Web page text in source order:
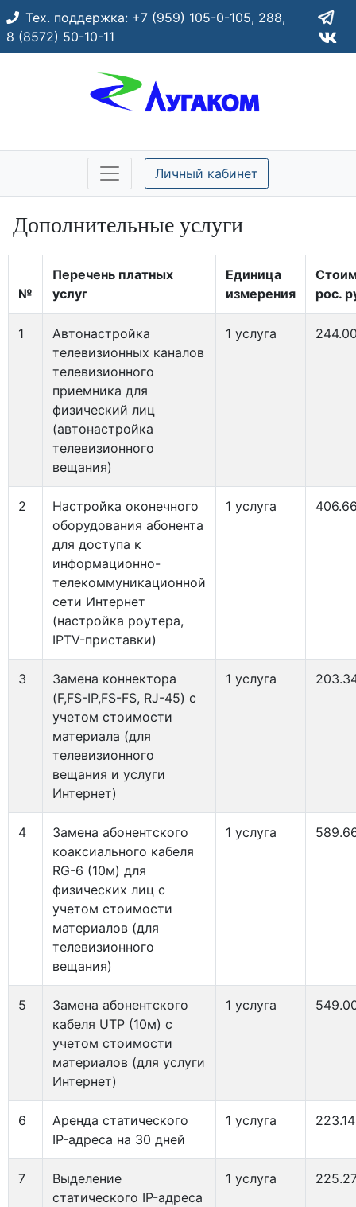
Тех. поддержка: +7 (959) 105-0-105, 288,
8 (8572) 50-10-11
Личный кабинет
Дополнительные услуги
№
Перечень платных
услуг
Единица
измерения
рос.
1
Автонастройка
телевизионных каналов
телевизионного
приемника для
физический лиц
(автонастройка
телевизионного
вещания)
1 услуга
2
Настройка оконечного
оборудования абонента
для доступа к
информационно-
телекоммуникационной
сети Интернет
(настройка роутера,
IPTV-приставки)
1 услуга
3
Замена коннектора
(F,FS-IP,FS-FS, RJ-45) с
учетом стоимости
материала (для
телевизионного
вещания и услуги
Интернет)
1 услуга
4
Замена абонентского
коаксиального кабеля
RG-6 (10м) для
физических лиц с
учетом стоимости
материалов (для
телевизионного
вещания)
1 услуга
5
Замена абонентского
кабеля UTP (10м) с
учетом стоимости
материалов (для услуги
Интернет)
1 услуга
6
Аренда статического
IP-адреса на 30 дней
1 услуга 223.14
7
Выделение
статического IP-адреса
1 услуга